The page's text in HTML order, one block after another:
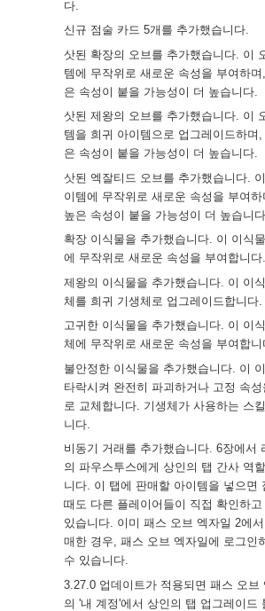
다.
신규 점술 카드 5개를 추가했습니다.
삿된 확장의 오브를 추가했습니다. 이
템에 무작위로 새로운 속성을 부여하
은 속성이 붙을 가능성이 더 높습니다.
삿된 제왕의 오브를 추가했습니다. 이
템을 희귀 아이템으로 업그레이드하며
은 속성이 붙을 가능성이 더 높습니다.
삿된 엑잘티드 오브를 추가했습니다.
이템에 무작위로 새로운 속성을 부여
높은 속성이 붙을 가능성이 더 높습니다.
확장 이식물을 추가했습니다. 이 이식
에 무작위로 새로운 속성을 부여합니다.
제왕의 이식물을 추가했습니다. 이 이
체를 희귀 기생체로 업그레이드합니다.
고귀한 이식물을 추가했습니다. 이 이
체에 무작위로 새로운 속성을 부여합니
불안정한 이식물을 추가했습니다. 이
타락시켜 완전히 파괴하거나 고정 속
로 교체합니다. 기생체가 사용하는 스
니다.
비동기 거래를 추가했습니다. 6장에서
의 파우스투스에게 상인의 탭 간사 역
니다. 이 탭에 판매할 아이템을 넣으면
때도 다른 플레이어들이 직접 확인하
있습니다. 이미 패스 오브 엑자일 2에
매한 경우, 패스 오브 엑자일에 로그인
수 있습니다.
3.27.0 업데이트가 적용되면 패스 오브
의 '내 계정'에서 상인의 탭 업그레이드